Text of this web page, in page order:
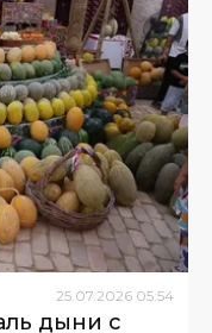
25 07 2026 05:54
дыни с